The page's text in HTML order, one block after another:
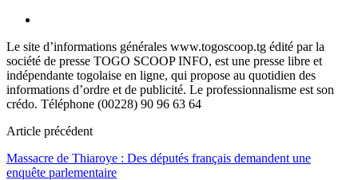
Le site d’informations générales www.togoscoop.tg édité par la
société de presse TOGO SCOOP INFO, est une presse libre et
indépendante togolaise en ligne, qui propose au quotidien des
informations d’ordre et de publicité. Le professionnalisme est son
crédo. Téléphone (00228) 90 96 63 64
Article précédent
Massacre de Thiaroye : Des députés français demandent une
enquête parlementaire